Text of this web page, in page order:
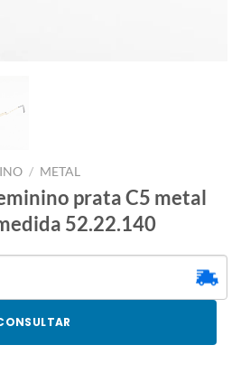
/ METAL
prata C5 metal
52.22.140